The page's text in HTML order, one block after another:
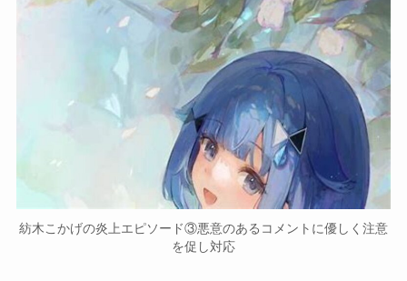
紡木こかげの炎上エピソード③悪意のあるコメントに優しく注意
を促し対応